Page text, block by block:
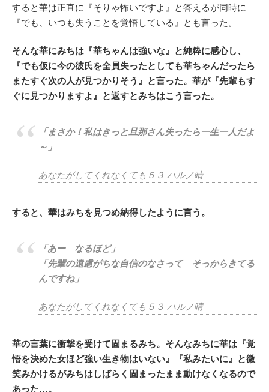
すると華は正直に『そりゃ怖いですよ』と答えるが同時に
『でも、いつも失うことを覚悟している』とも言った。
そんな華にみちは『華ちゃんは強いな』と純粋に感心し、
『でも仮に今の彼氏を全員失ったとしても華ちゃんだったら
またすぐ次の人が見つかりそう』と言った。華が『先輩もす
ぐに見つかりますよ』と返すとみちはこう言った。
「まさか！私はきっと旦那さん失ったら一生一人だよ
～」
あなたがしてくれなくても５３ ハルノ晴
すると、華はみちを見つめ納得したように言う。
「あー なるほど」
「先輩の遠慮がちな自信のなさって そっからきてる
んですね」
あなたがしてくれなくても５３ ハルノ晴
華の言葉に衝撃を受けて固まるみち。そんなみちに華は『覚
悟を決めた女ほど強い生き物はいない』『私みたいに』と微
笑みかけるがみちはしばらく固まったまま動けなくなるので
あった…。